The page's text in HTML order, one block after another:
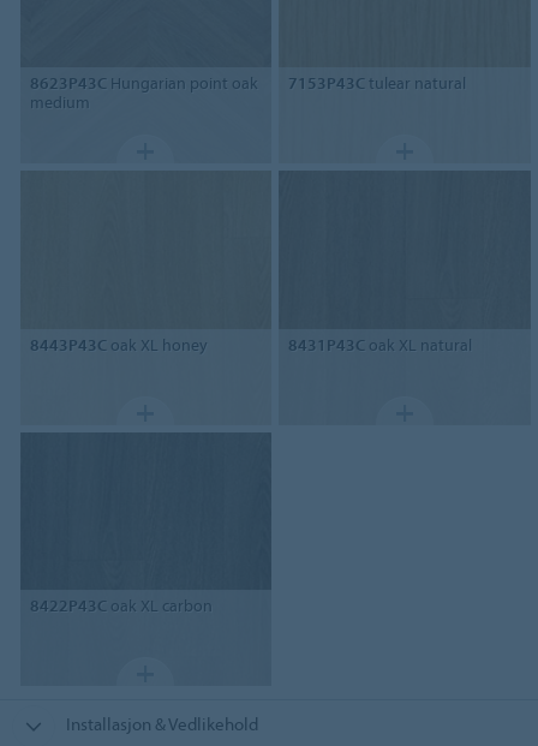
8623P43C Hungarian point oak
medium
7153P43C tulear natural
8443P43C oak XL honey 8431P43C oak XL natural
8422P43C oak XL carbon
Installasjon & Vedlikehold